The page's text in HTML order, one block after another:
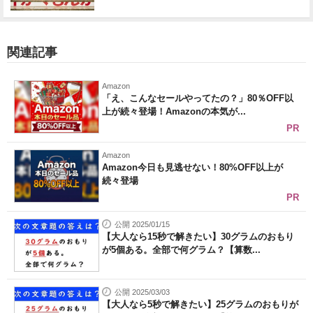
関連記事
Amazon
「え、こんなセールやってたの？」80％OFF以
上が続々登場！Amazonの本気が...
PR
Amazon
Amazon今日も見逃せない！80%OFF以上が
続々登場
PR
公開 2025/01/15
【大人なら15秒で解きたい】30グラムのおもり
が5個ある。全部で何グラム？【算数...
公開 2025/03/03
【大人なら5秒で解きたい】25グラムのおもりが